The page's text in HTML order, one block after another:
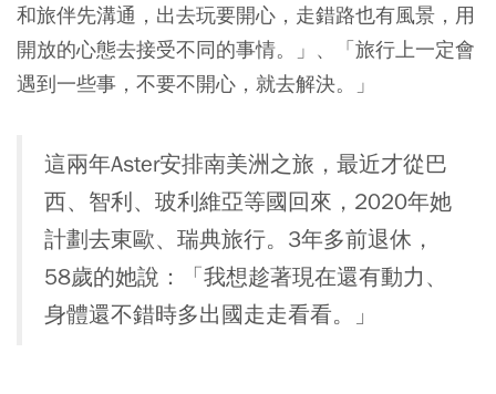
和旅伴先溝通，出去玩要開心，走錯路也有風景，用
開放的心態去接受不同的事情。」、「旅行上一定會
遇到一些事，不要不開心，就去解決。」
這兩年Aster安排南美洲之旅，最近才從巴
西、智利、玻利維亞等國回來，2020年她
計劃去東歐、瑞典旅行。3年多前退休，
58歲的她說：「我想趁著現在還有動力、
身體還不錯時多出國走走看看。」